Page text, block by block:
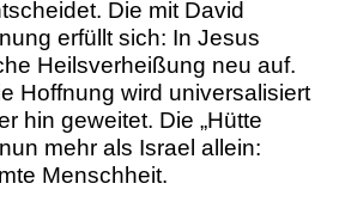
Die mit David
erfüllt sich: In Jesus
Heilsverheißung neu auf.
Hoffnung wird universalisiert
hin geweitet. Die „Hütte
mehr als Israel allein:
Menschheit.